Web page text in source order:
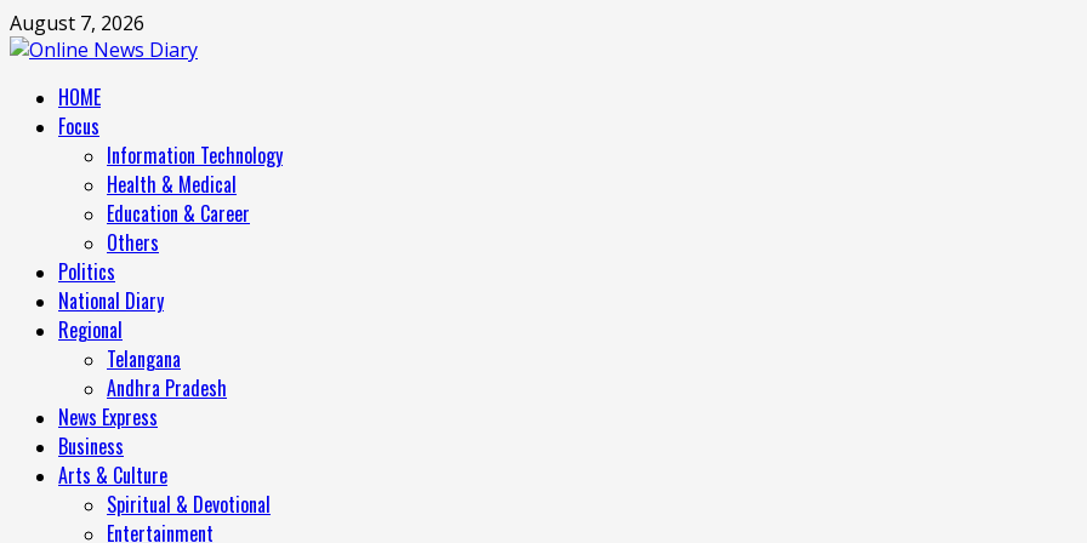
Skip
to
August 7, 2026
MenuHOME
Focus
Information Technology
Health & Medical
Education & Career
Others
Politics
National Diary
Regional
Telangana
Andhra Pradesh
News Express
Business
Arts & Culture
Spiritual & Devotional
Entertainment